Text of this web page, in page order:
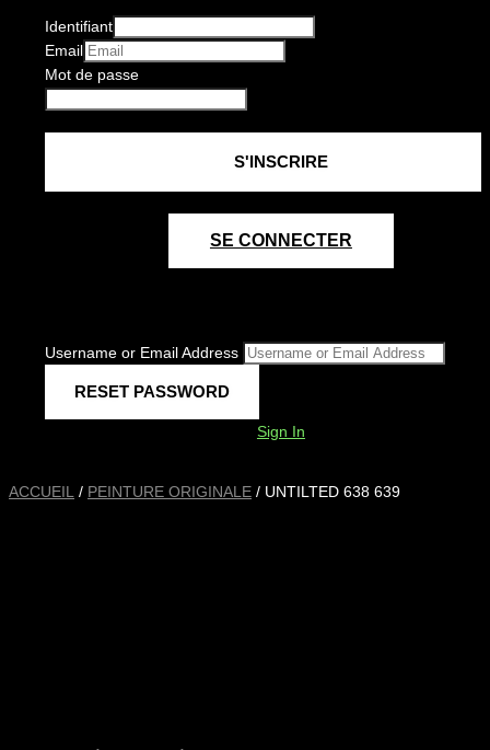
Identifiant
Email
Mot de passe
SE CONNECTER
Username or Email Address
Sign In
ACCUEIL / PEINTURE ORIGINALE / UNTILTED 638 639